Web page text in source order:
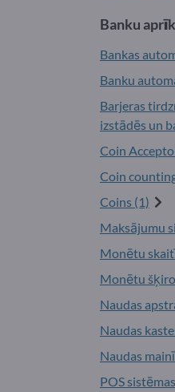
Banku
Bankas
Banku
Barjeras
izstādēs un
Coin
Coin
Coins (1)
Maksājumu
Monētu
Monētu
Naudas
Naudas
Naudas
POS